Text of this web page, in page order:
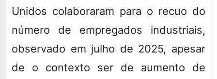
Unidos colaboraram para o recuo do
número de empregados industriais,
observado em julho de 2025, apesar
de o contexto ser de aumento de